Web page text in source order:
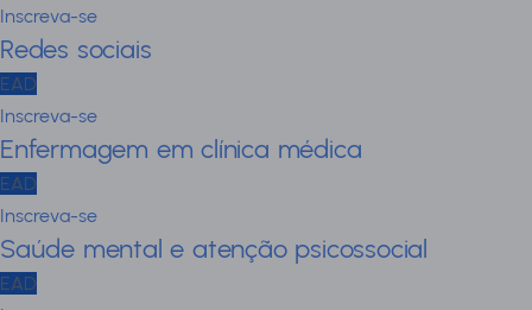
Inscreva-se
Redes sociais
EAD
Inscreva-se
Enfermagem em clínica médica
EAD
Inscreva-se
Saúde mental e atenção psicossocial
EAD